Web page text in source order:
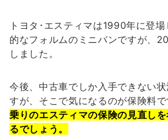
トヨタ･エスティマは1990年に登
的なフォルムのミニバンですが、
しました。
今後、中古車でしか入手できない
すが、そこで気になるのが保険料で
乗りのエスティマの保険の見直し
るでしょう。